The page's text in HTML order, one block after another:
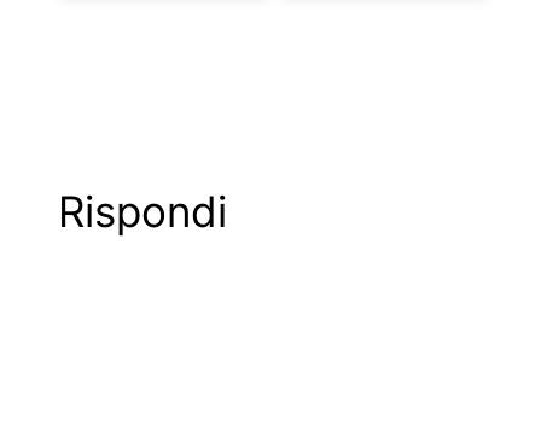
Rispondi